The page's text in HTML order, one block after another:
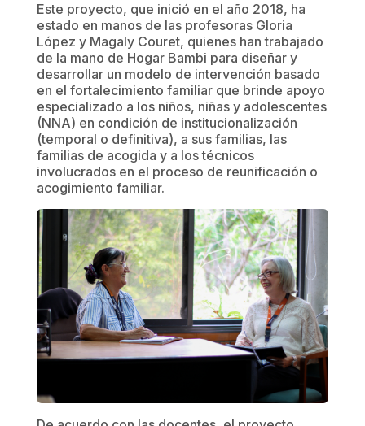
Este proyecto, que inició en el año 2018, ha
estado en manos de las profesoras Gloria
López y Magaly Couret, quienes han trabajado
de la mano de Hogar Bambi para diseñar y
desarrollar un modelo de intervención basado
en el fortalecimiento familiar que brinde apoyo
especializado a los niños, niñas y adolescentes
(NNA) en condición de institucionalización
(temporal o definitiva), a sus familias, las
familias de acogida y a los técnicos
involucrados en el proceso de reunificación o
acogimiento familiar.